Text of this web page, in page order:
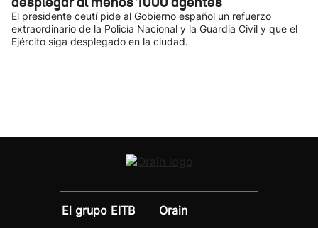
El presidente ceutí pide al Gobierno español un refuerzo
extraordinario de la Policía Nacional y la Guardia Civil y que el
Ejército siga desplegado en la ciudad.
El grupo EITB
Orain